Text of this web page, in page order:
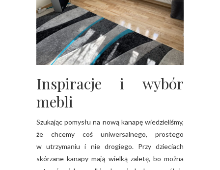
Inspiracje i wybór
mebli
Szukając pomysłu na nową kanapę wiedzieliśmy,
że chcemy coś uniwersalnego, prostego
w utrzymaniu i nie drogiego. Przy dzieciach
skórzane kanapy mają wielką zaletę, bo można